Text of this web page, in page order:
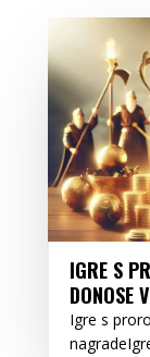
IGRE S
DONOSE
Igre s